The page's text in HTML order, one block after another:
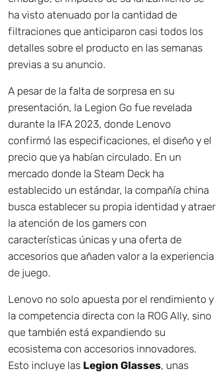
ha visto atenuado por la cantidad de
filtraciones que anticiparon casi todos los
detalles sobre el producto en las semanas
previas a su anuncio.
A pesar de la falta de sorpresa en su
presentación, la Legion Go fue revelada
durante la IFA 2023, donde Lenovo
confirmó las especificaciones, el diseño y el
precio que ya habían circulado. En un
mercado donde la Steam Deck ha
establecido un estándar, la compañía china
busca establecer su propia identidad y atraer
la atención de los gamers con
características únicas y una oferta de
accesorios que añaden valor a la experiencia
de juego.
Lenovo no solo apuesta por el rendimiento y
la competencia directa con la ROG Ally, sino
que también está expandiendo su
ecosistema con accesorios innovadores.
Esto incluye las Legion Glasses, unas